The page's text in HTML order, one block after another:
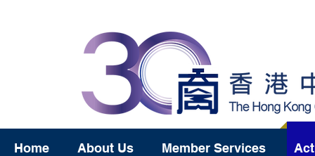
Home About Us Member Services